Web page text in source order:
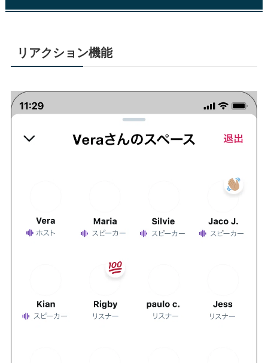
リアクション機能